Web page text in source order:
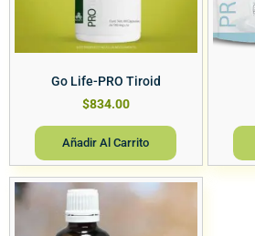
Go Life-PRO Tiroid
$834.00
Añadir Al Carrito